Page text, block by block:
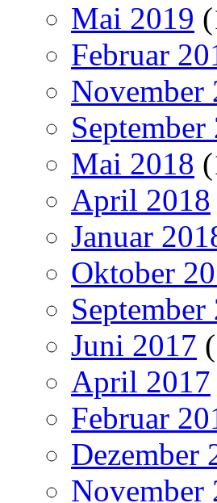
Mai 2019
Februar
November
September
Mai 2018
April 2018
Januar
Oktober
September
Juni 2017
April 2017
Februar
Dezember
November